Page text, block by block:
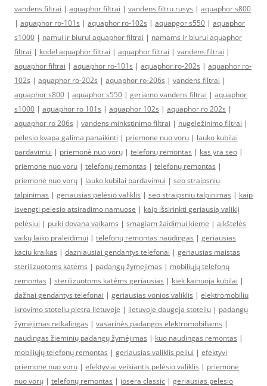
vandens filtrai | aquaphor filtrai | vandens filtru rusys | aquaphor s800
| aquaphor ro-101s | aquaphor ro-102s | aquapgor s550 | aquaphor
s1000 | namui ir biurui aquaphor filtrai | namams ir biurui aquaphor
filtrai | kodel aquaphor filtrai | aquaphor filtrai | vandens filtrai |
aquaphor filtrai | aquaphor ro-101s | aquaphor ro-202s | aquaphor ro-
102s | aquaphor ro-202s | aquaphor ro-206s | vandens filtrai |
aquaphor s800 | aquaphor s550 | geriamo vandens filtrai | aquaphor
s1000 | aquaphor ro 101s | aquaphor 102s | aquaphor ro 202s |
aquaphor ro 206s | vandens minkstinimo filtrai | nugeležinimo filtrai |
pelesio kvapa galima panaikinti | priemone nuo voru | lauko kubilai
pardavimui | priemonė nuo vorų | telefonų remontas | kas yra seo |
priemone nuo voru | telefonų remontas | telefonų remontas |
priemonė nuo vorų | lauko kubilai pardavimui | seo straipsniu
talpinimas | geriausias pelėsio valiklis | seo straipsniu talpinimas | kaip
isvengti pelesio atsiradimo namuose | kaip išsirinkti geriausią valiklį
pelėsiui | puiki dovana vaikams | smagiam žaidimui kieme | aikštelės
vaikų laiko praleidimui | telefonų remontas naudingas | geriausias
kaciu kraikas | dazniausiai gendantys telefonai | geriausias maistas
sterilizuotoms katėms | padangų žymėjimas | mobiliųjų telefonų
remontas | sterilizuotoms katėms geriausias | kiek kainuoja kubilai |
dažnai gendantys telefonai | geriausias vonios valiklis | elektromobiliu
ikrovimo stoteliu pletra lietuvoje | lietuvoje daugeja stoteliu | padangų
žymėjimas reikalingas | vasarinės padangos elektromobiliams |
naudingas žieminių padangų žymėjimas | kuo naudingas remontas |
mobiliųjų telefonų remontas | geriausias valiklis peliui | efektyvi
priemone nuo voru | efektyviai veikiantis pelėsio valiklis | priemonė
nuo vorų | telefonų remontas | josera classic | geriausias pelesio